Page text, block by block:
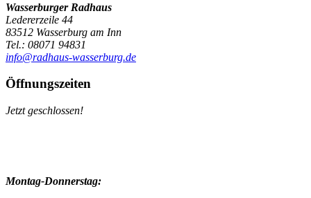
Wasserburger Radhaus
Ledererzeile 44
83512 Wasserburg am Inn
Tel.: 08071 94831
info@radhaus-wasserburg.de
Öffnungszeiten
Jetzt geschlossen!
Montag-Donnerstag: